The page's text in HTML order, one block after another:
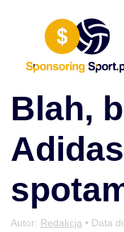
Blah,
Autor: Redakcja • Data